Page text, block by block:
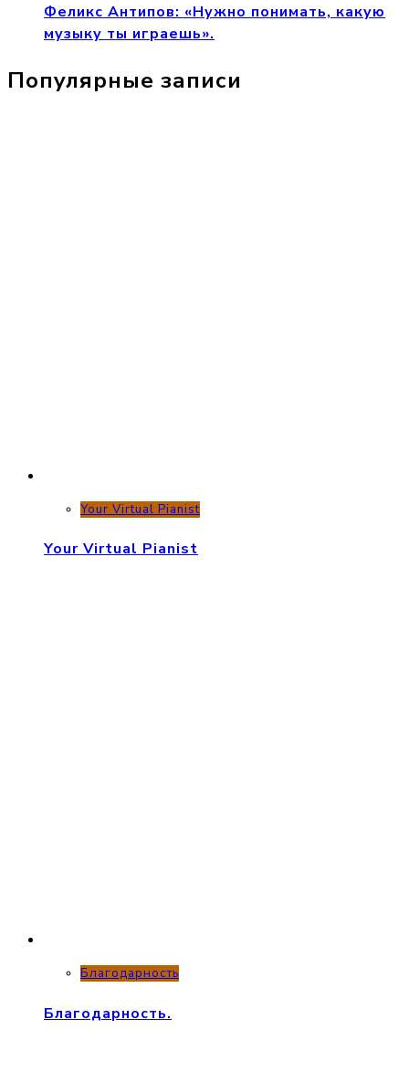
Феликс Антипов: «Нужно понимать, какую
музыку ты играешь».
Популярные записи
Your Virtual Pianist
Your Virtual Pianist
Благодарность
Благодарность.